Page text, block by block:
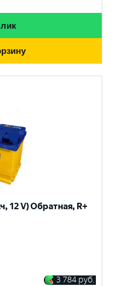
12 V) Обратная, R+
3 784 руб.